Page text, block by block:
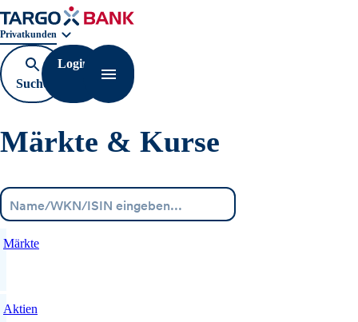
Geschäftsbereichnavigation. Aktuelle Auswahl:
Privatkunden
Suche
öffnen
Login
Navigation öffnen
Märkte & Kurse
Märkte
Aktien